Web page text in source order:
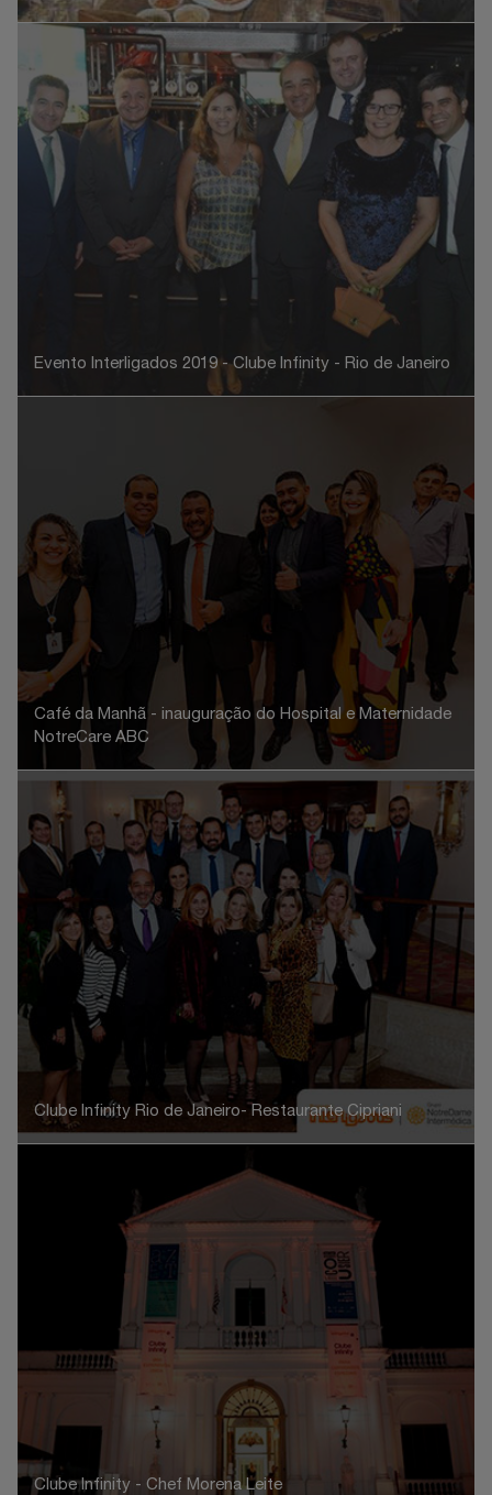
Evento Interligados 2019 - Clube Infinity - Rio de Janeiro
Café da Manhã - inauguração do Hospital e Maternidade
NotreCare ABC
Clube Infinity Rio de Janeiro- Restaurante Cipriani
Clube Infinity - Chef Morena Leite